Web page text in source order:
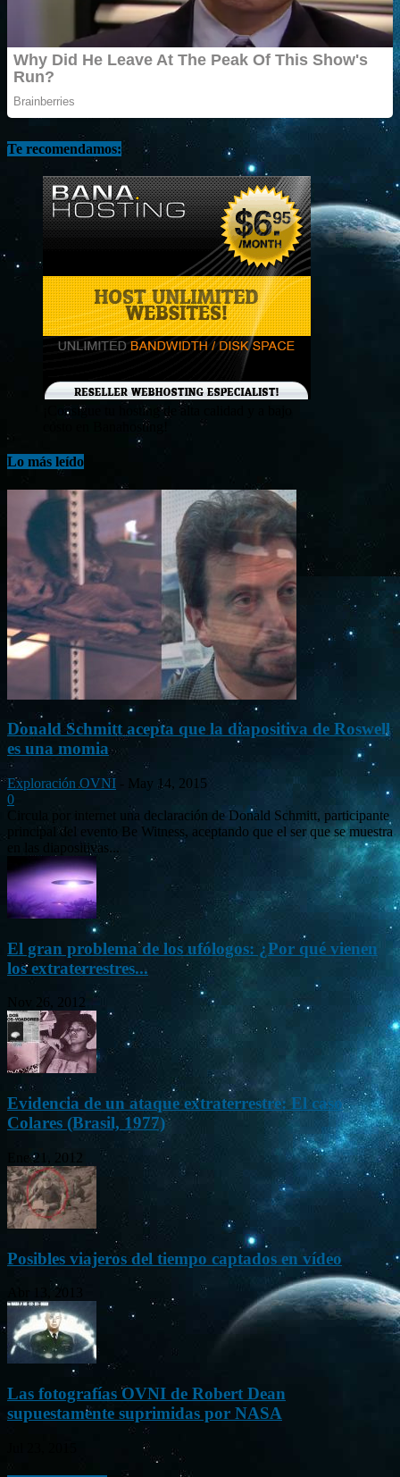
Te recomendamos:
¡Consigue tu hosting de alta calidad y a bajo
costo en Banahosting!
Lo más leído
Donald Schmitt acepta que la diapositiva de Roswell
es una momia
Exploración OVNI - May 14, 2015
0
Circula por internet una declaración de Donald Schmitt, participante
principal del evento Be Witness, aceptando que el ser que se muestra
en las diapositivas...
El gran problema de los ufólogos: ¿Por qué vienen
los extraterrestres...
Nov 26, 2012
Evidencia de un ataque extraterrestre: El caso
Colares (Brasil, 1977)
Ene 21, 2012
Posibles viajeros del tiempo captados en vídeo
Abr 13, 2013
Las fotografías OVNI de Robert Dean
supuestamente suprimidas por NASA